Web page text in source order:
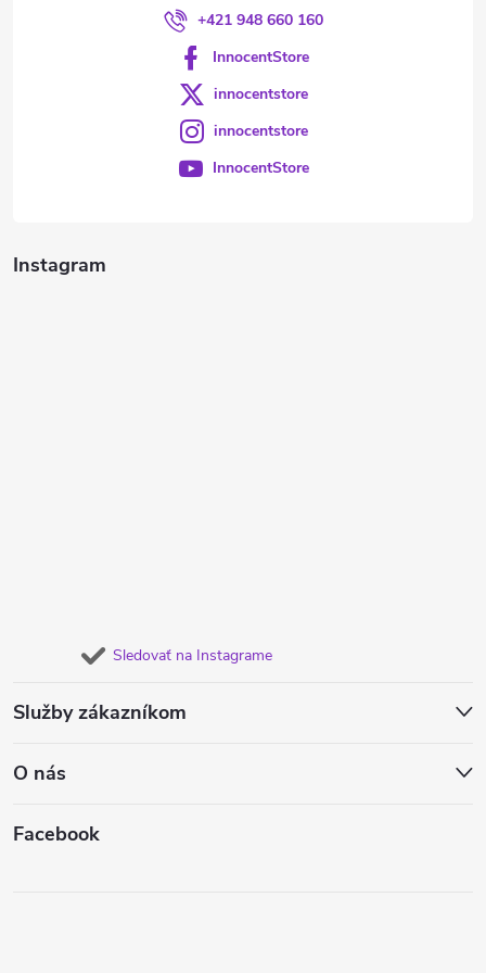
Instagram
Sledovať na Instagrame
Služby zákazníkom
O nás
Facebook
+421 948 660 160
InnocentStore
innocentstore
innocentstore
InnocentStore